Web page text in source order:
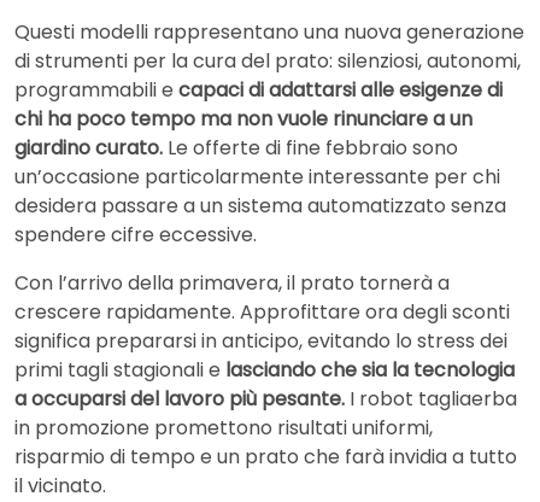
Questi modelli rappresentano una nuova generazione
di strumenti per la cura del prato: silenziosi, autonomi,
programmabili e capaci di adattarsi alle esigenze di
chi ha poco tempo ma non vuole rinunciare a un
giardino curato. Le offerte di fine febbraio sono
un’occasione particolarmente interessante per chi
desidera passare a un sistema automatizzato senza
spendere cifre eccessive.
Con l’arrivo della primavera, il prato tornerà a
crescere rapidamente. Approfittare ora degli sconti
significa prepararsi in anticipo, evitando lo stress dei
primi tagli stagionali e lasciando che sia la tecnologia
a occuparsi del lavoro più pesante. I robot tagliaerba
in promozione promettono risultati uniformi,
risparmio di tempo e un prato che farà invidia a tutto
il vicinato.